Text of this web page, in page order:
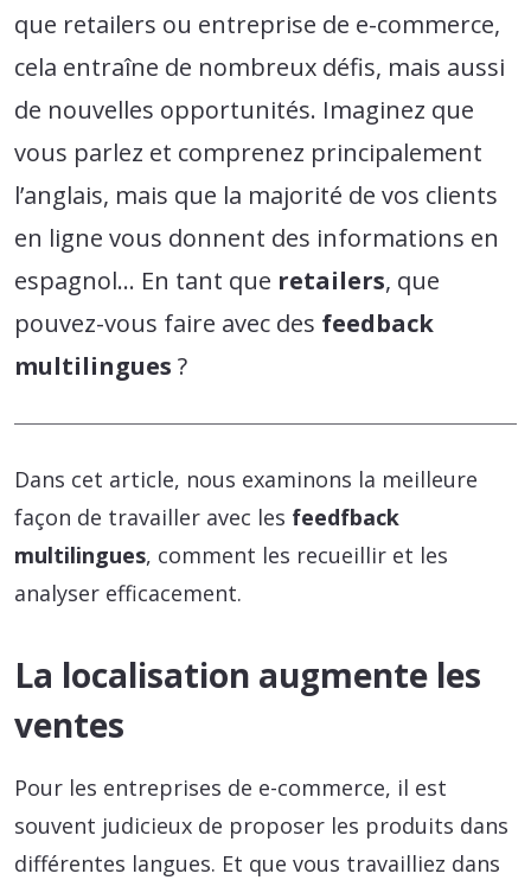
que retailers ou entreprise de e-commerce,
cela entraîne de nombreux défis, mais aussi
de nouvelles opportunités. Imaginez que
vous parlez et comprenez principalement
l’anglais, mais que la majorité de vos clients
en ligne vous donnent des informations en
espagnol… En tant que retailers, que
pouvez-vous faire avec des feedback
multilingues ?
Dans cet article, nous examinons la meilleure
façon de travailler avec les feedfback
multilingues, comment les recueillir et les
analyser efficacement.
La localisation augmente les
ventes
Pour les entreprises de e-commerce, il est
souvent judicieux de proposer les produits dans
différentes langues. Et que vous travailliez dans